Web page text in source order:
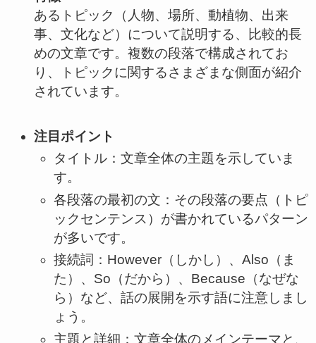
あるトピック（人物、場所、動植物、出来
事、文化など）について説明する、比較的長
めの文章です。複数の段落で構成されてお
り、トピックに関するさまざまな側面が紹介
されています。
注目ポイント
タイトル：文章全体の主題を示していま
す。
各段落の最初の文：その段落の要点（トピ
ックセンテンス）が書かれているパターン
が多いです。
接続詞：However（しかし）、Also（ま
た）、So（だから）、Because（なぜな
ら）など、話の展開を示す語に注意しまし
ょう。
主題と詳細：文章全体のメインテーマと、